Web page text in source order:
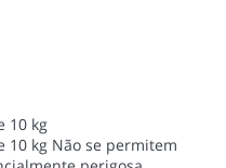
10 kg
10 kg Não se permitem